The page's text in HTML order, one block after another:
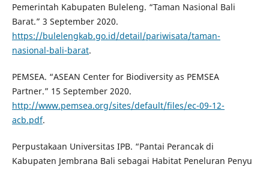
Pemerintah Kabupaten Buleleng. “Taman Nasional Bali
Barat.” 3 September 2020.
https://bulelengkab.go.id/detail/pariwisata/taman-
nasional-bali-barat.
PEMSEA. “ASEAN Center for Biodiversity as PEMSEA
Partner.” 15 September 2020.
http://www.pemsea.org/sites/default/files/ec-09-12-
acb.pdf.
Perpustakaan Universitas IPB. “Pantai Perancak di
Kabupaten Jembrana Bali sebagai Habitat Peneluran Penyu